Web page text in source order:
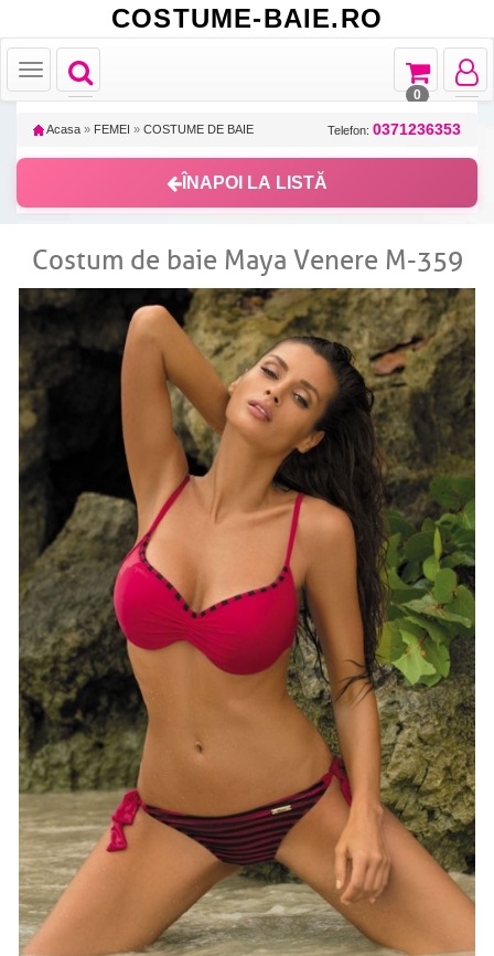
COSTUME-BAIE.RO
Toggle
navigation
Toggle
navigation
Toggle
Toggle
navigation
0
Acasa » FEMEI » COSTUME DE BAIE Telefon: 0371236353
ÎNAPOI LA LISTĂ
Costum de baie Maya Venere M-359